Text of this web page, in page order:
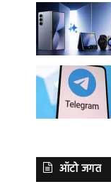
ऑटो जगत